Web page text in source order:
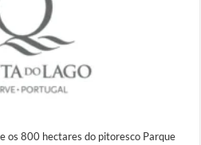
os 800 hectares do pitoresco Parque